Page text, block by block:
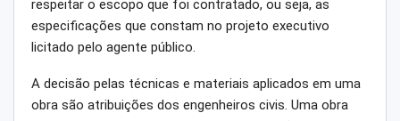
respeitar o escopo que foi contratado, ou seja, as
especificações que constam no projeto executivo
licitado pelo agente público.
A decisão pelas técnicas e materiais aplicados em uma
obra são atribuições dos engenheiros civis. Uma obra